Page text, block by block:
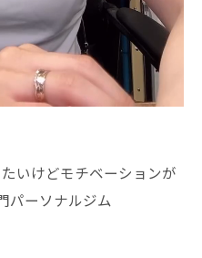
いけどモチベーションが
パーソナルジム